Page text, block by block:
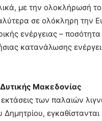
με την ολοκλήρωσή
σε ολόκληρη την
ενέργειας –
κατανάλωσης
Μακεδονίας
εκτάσεις των παλαιών
Δημητρίου,